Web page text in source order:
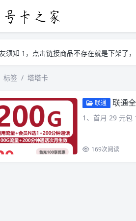
通、雨课堂、智慧树等网课可以代刷有需
须知 1，点击链接商品不存在就是下架了
须知 1，点击链接商品不存在就是下架了
标签 塔塔卡
联通 联通
1、首月 29 元
169次阅读